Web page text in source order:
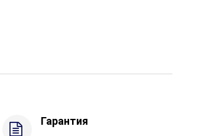
Гарантия